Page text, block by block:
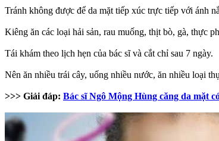
Tránh không được để da mặt tiếp xúc trực tiếp với ánh
Kiêng ăn các loại hải sản, rau muống, thịt bò, gà, thực
Tái khám theo lịch hẹn của bác sĩ và cắt chỉ sau 7 ngày.
Nên ăn nhiều trái cây, uống nhiều nước, ăn nhiều loại
>>> Giải đáp: Bác sĩ Ngô Mộng Hùng căng da mặt